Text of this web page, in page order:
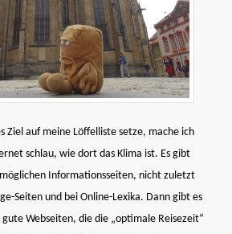
Ziel auf meine Löffelliste setze, mache ich
schlau, wie dort das Klima ist. Es gibt
Informationsseiten, nicht zuletzt
Seiten und bei Online-Lexika. Dann gibt es
Webseiten, die die „optimale Reisezeit“